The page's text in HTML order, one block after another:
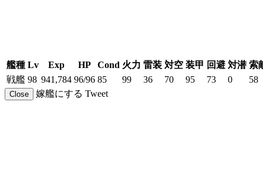
艦種 Lv Exp HP Cond 火力 雷装 対空 装甲 回避 対潜 索
戦艦 98 941,784 96/96 85 99 36 70 95 73 0 58
Close 嫁艦にする Tweet